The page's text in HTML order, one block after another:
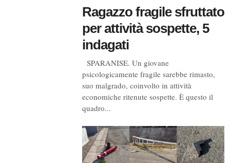
Ragazzo fragile sfruttato
per attività sospette, 5
indagati
SPARANISE. Un giovane
psicologicamente fragile sarebbe rimasto,
suo malgrado, coinvolto in attività
economiche ritenute sospette. È questo il
quadro...